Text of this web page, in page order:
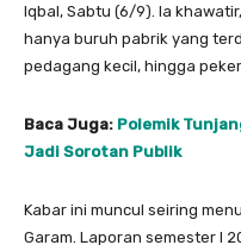
Iqbal, Sabtu (6/9). Ia
hanya buruh pabrik yang
pedagang kecil, hingga
Baca Juga: Polemik
Jadi Sorotan Publik
Kabar ini muncul seiring
Garam. Laporan semester I